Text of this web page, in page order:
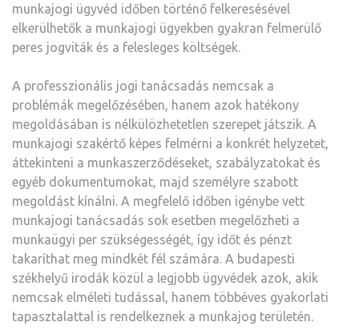
munkajogi ügyvéd időben történő felkeresésével
elkerülhetők a munkajogi ügyekben gyakran felmerülő
peres jogviták és a felesleges költségek.
A professzionális jogi tanácsadás nemcsak a
problémák megelőzésében, hanem azok hatékony
megoldásában is nélkülözhetetlen szerepet játszik. A
munkajogi szakértő képes felmérni a konkrét helyzetet,
áttekinteni a munkaszerződéseket, szabályzatokat és
egyéb dokumentumokat, majd személyre szabott
megoldást kínálni. A megfelelő időben igénybe vett
munkajogi tanácsadás sok esetben megelőzheti a
munkaügyi per szükségességét, így időt és pénzt
takaríthat meg mindkét fél számára. A budapesti
székhelyű irodák közül a legjobb ügyvédek azok, akik
nemcsak elméleti tudással, hanem többéves gyakorlati
tapasztalattal is rendelkeznek a munkajog területén.